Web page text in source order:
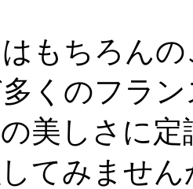
もちろんの
くのフラ
美しさに
てみませ